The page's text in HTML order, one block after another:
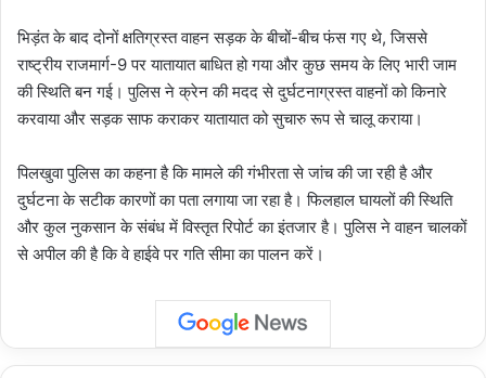
भिड़ंत के बाद दोनों क्षतिग्रस्त वाहन सड़क के बीचों-बीच फंस गए थे, जिससे
राष्ट्रीय राजमार्ग-9 पर यातायात बाधित हो गया और कुछ समय के लिए भारी जाम
की स्थिति बन गई। पुलिस ने क्रेन की मदद से दुर्घटनाग्रस्त वाहनों को किनारे
करवाया और सड़क साफ कराकर यातायात को सुचारु रूप से चालू कराया।
पिलखुवा पुलिस का कहना है कि मामले की गंभीरता से जांच की जा रही है और
दुर्घटना के सटीक कारणों का पता लगाया जा रहा है। फिलहाल घायलों की स्थिति
और कुल नुकसान के संबंध में विस्तृत रिपोर्ट का इंतजार है। पुलिस ने वाहन चालकों
से अपील की है कि वे हाईवे पर गति सीमा का पालन करें।